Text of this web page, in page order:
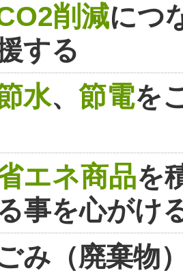
削減につ
する
水、 節電を
エネ商品を
事を心がけ
み（廃棄物